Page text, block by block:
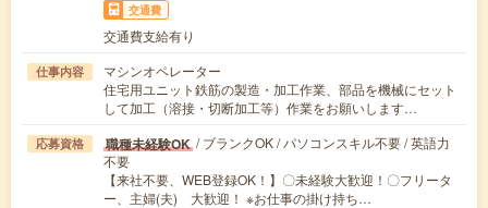
交通費
交通費支給有り
仕事内容
マシンオペレーター
住宅用ユニット鉄筋の製造・加工作業、部品を機械にセット
して加工（溶接・切断加工等）作業をお願いします…
応募資格 職種未経験OK / ブランクOK / パソコンスキル不要 / 英語力
不要
【来社不要、WEB登録OK！】〇未経験大歓迎！〇フリータ
ー、主婦(夫) 大歓迎！ ※お仕事の掛け持ち…